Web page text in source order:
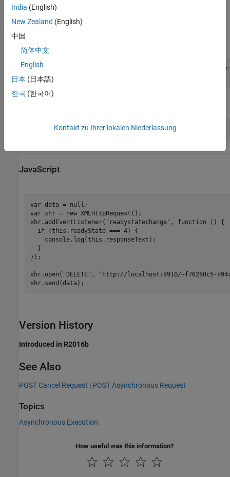
Sample Call
HTTP
DELETE /~f76280c5-b94c-4cd9-8eb6-841532788583/
JavaScript
var data = null;
var xhr = new XMLHttpRequest();
xhr.addEventListener("readystatechange", function () {
  if (this.readyState === 4) {
    console.log(this.responseText);
  }
});
xhr.open("DELETE", "http://localhost:9910/~f76280c5-
xhr.send(data);
Version History
Introduced in R2016b
See Also
POST Cancel Request | POST Asynchronous Request
Topics
Asynchronous Execution
How useful was this information?
India (English)
New Zealand (English)
中国
简体中文
English
日本 (日本語)
한국 (한국어)
Kontakt zu Ihrer lokalen Niederlassung